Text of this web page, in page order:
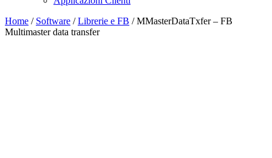
Home / Software /Librerie e FB / MMasterDataTxfer – FB
Multimaster data transfer